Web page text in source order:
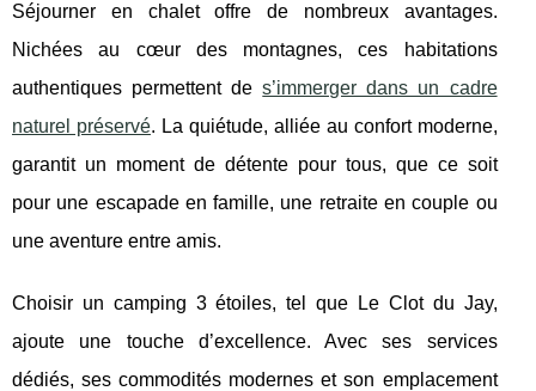
Séjourner en chalet offre de nombreux avantages.
Nichées au cœur des montagnes, ces habitations
authentiques permettent des’immerger dans un cadre
naturel préservé. La quiétude, alliée au confort moderne,
garantit un moment de détente pour tous, que ce soit
pour une escapade en famille, une retraite en couple ou
une aventure entre amis.
Choisir un camping 3 étoiles, tel que Le Clot du Jay,
ajoute une touche d’excellence. Avec ses services
dédiés, ses commodités modernes et son emplacement